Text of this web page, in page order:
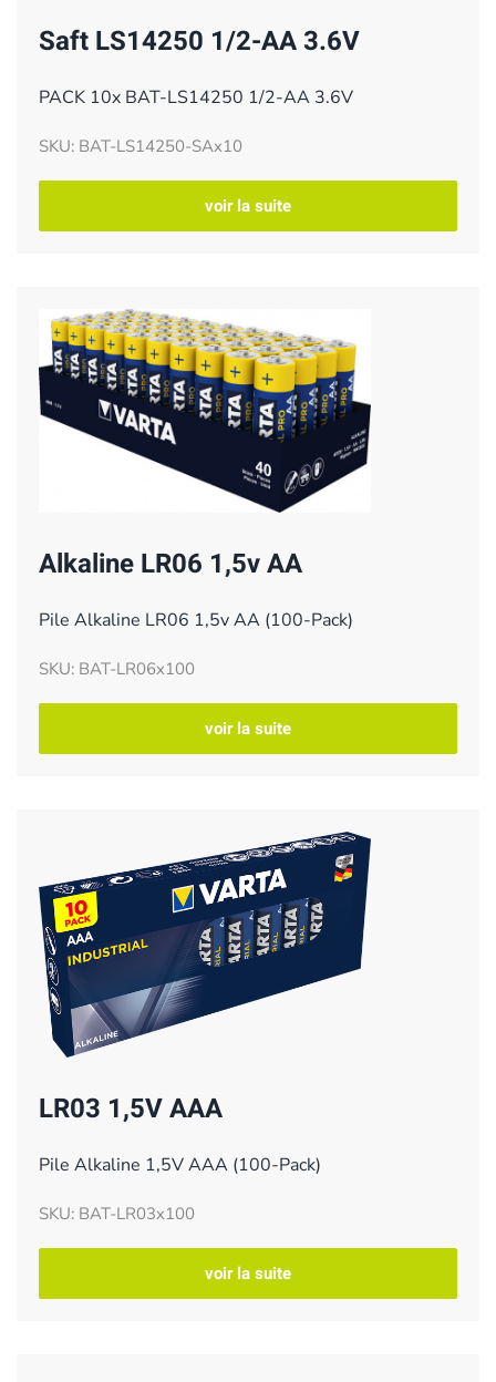
Saft LS14250 1/2-AA 3.6V
PACK 10x BAT-LS14250 1/2-AA 3.6V
SKU: BAT-LS14250-SAx10
voir la suite
Alkaline LR06 1,5v AA
Pile Alkaline LR06 1,5v AA (100-Pack)
SKU: BAT-LR06x100
voir la suite
LR03 1,5V AAA
Pile Alkaline 1,5V AAA (100-Pack)
SKU: BAT-LR03x100
voir la suite